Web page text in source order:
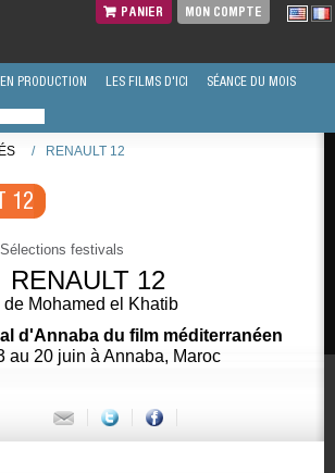
PANIER MON COMPTE
EN PRODUCTION LES FILMS D'ICI SÉANCE DU MOIS
/ RENAULT 12
12
Sélections festivals
RENAULT 12
de Mohamed el Khatib
d'Annaba du film méditerranéen
au 20 juin à Annaba, Maroc